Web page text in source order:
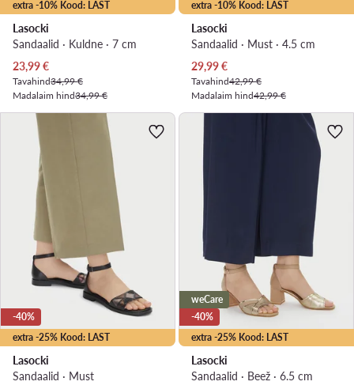
extra -10% Kood: LAST
Lasocki
Sandaalid · Kuldne · 7 cm
Praegune hind
23,99€
Tavahind34,99 €
Madalaim hind34,99 €
extra -10% Kood: LAST
Lasocki
Sandaalid · Must · 4.5 cm
Praegune hind
29,99€
Tavahind42,99 €
Madalaim hind42,99 €
extra -25% Kood: LAST
-40%
Lasocki
Sandaalid · Must
extra -25% Kood: LAST
weCare
-40%
Lasocki
Sandaalid · Beež · 6.5 cm